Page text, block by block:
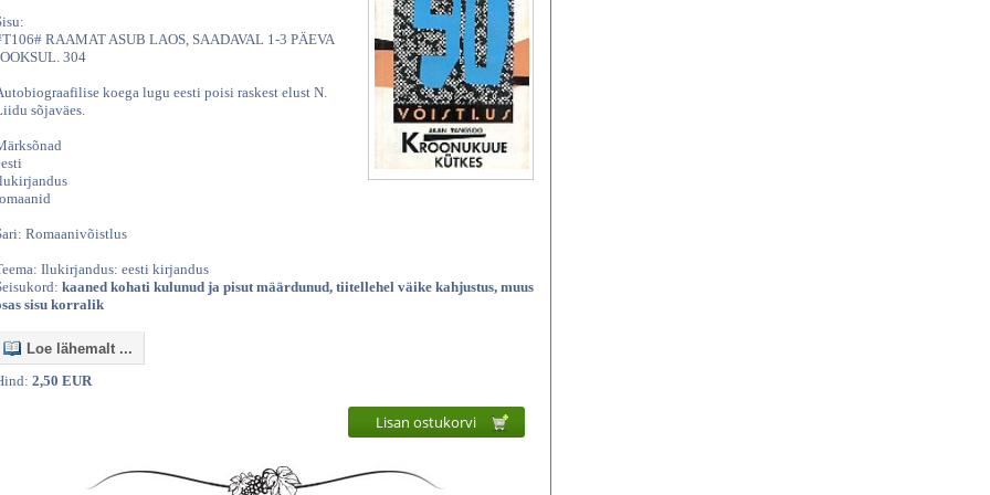
RAAMAT ASUB LAOS, SAADAVAL 1-3 PÄEVA
304
koega lugu eesti poisi raskest elust N.
sõjaväes.
Romaanivõistlus
Ilukirjandus: eesti kirjandus
kaaned kohati kulunud ja pisut määrdunud, tiitellehel väike kahjustus, muus
sisu korralik
Loe lähemalt ...
2,50 EUR
Lisan ostukorvi